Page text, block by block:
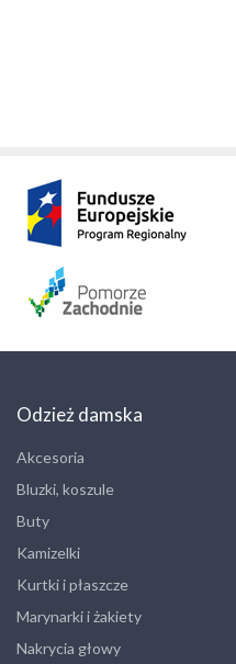
Odzież damska
Akcesoria
Bluzki, koszule
Buty
Kamizelki
Kurtki i płaszcze
Marynarki i żakiety
Nakrycia głowy